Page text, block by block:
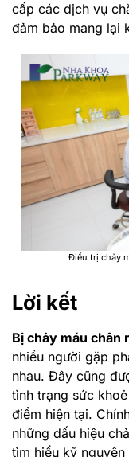
cấp các dịch vụ
đảm bảo mang lại
Điều trị chảy
Lời kết
Bị chảy máu chân
nhiều người gặp
nhau. Đây cũng
tình trạng sức
điểm hiện tại.
những dấu hiệu
tìm hiểu kỹ